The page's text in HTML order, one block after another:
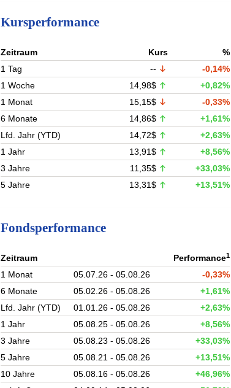
Kursperformance
Zeitraum Kurs
%
1 Tag
--
-0,14%
1 Woche
14,98$
+0,82%
1 Monat
15,15$
-0,33%
6 Monate
14,86$
+1,61%
Lfd. Jahr (YTD)
14,72$
+2,63%
1 Jahr
13,91$
+8,56%
3 Jahre
11,35$
+33,03%
5 Jahre
13,31$ +13,51%
Fondsperformance
Zeitraum Performance1
1 Monat 05.07.26 - 05.08.26
-0,33%
6 Monate
05.02.26 - 05.08.26
+1,61%
Lfd. Jahr (YTD)
01.01.26 - 05.08.26
+2,63%
1 Jahr
05.08.25 - 05.08.26
+8,56%
3 Jahre
05.08.23 - 05.08.26
+33,03%
5 Jahre
05.08.21 - 05.08.26
+13,51%
10 Jahre
05.08.16 - 05.08.26
+46,96%